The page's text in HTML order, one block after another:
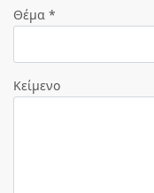
Θέμα *
Κείμενο